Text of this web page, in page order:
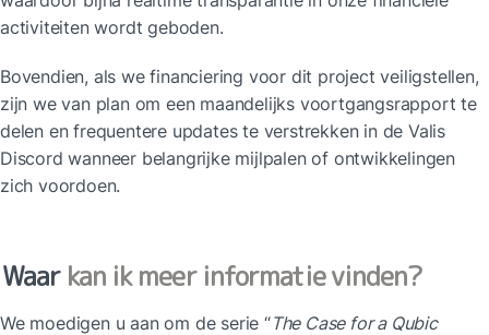
activiteiten wordt geboden.
Bovendien, als we financiering voor dit project veiligstellen,
zijn we van plan om een maandelijks voortgangsrapport te
delen en frequentere updates te verstrekken in de Valis
Discord wanneer belangrijke mijlpalen of ontwikkelingen
zich voordoen.
Waar kan ik meer informatie vinden?
We moedigen u aan om de serie “The Case for a Qubic